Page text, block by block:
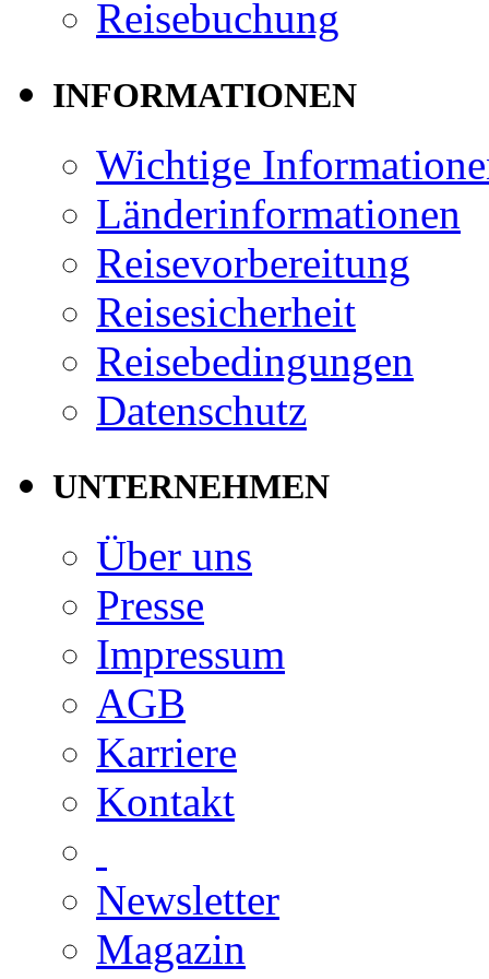
Reisebuchung
INFORMATIONEN
Wichtige
Länderinformationen
Reisevorbereitung
Reisesicherheit
Reisebedingungen
Datenschutz
UNTERNEHMEN
Über uns
Presse
Impressum
AGB
Karriere
Kontakt
Newsletter
Magazin